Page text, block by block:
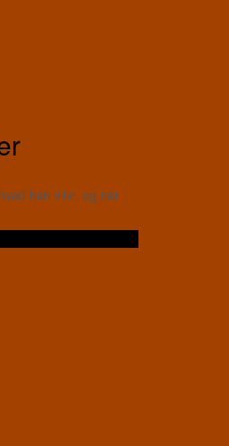
han ville, og når